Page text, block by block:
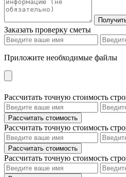
Заказать проверку сметы
Приложите необходимые файлы
Рассчитать точную стоимость
Рассчитать точную стоимость
Рассчитать точную стоимость